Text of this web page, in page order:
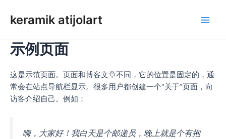
keramik atijolart
示例页面
这是示范页面。页面和博客文章不同，它的位置是固定的，通
常会在站点导航栏显示。很多用户都创建一个“关于”页面，向
访客介绍自己。例如：
嗨，大家好！我白天是个邮递员，晚上就是个有抱